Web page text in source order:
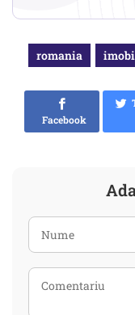
romania
Facebook